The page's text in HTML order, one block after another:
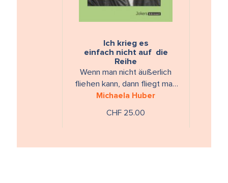
Ich krieg es
einfach nicht auf die
Reihe
Wenn man nicht äußerlich
fliehen kann, dann fliegt man
innerlich weg. Laufzeit: 126
Michaela Huber
CHF 25.00